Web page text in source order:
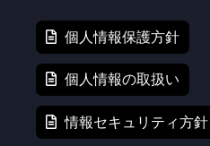
個人情報保護方針
個人情報の取扱い
情報セキュリティ方針